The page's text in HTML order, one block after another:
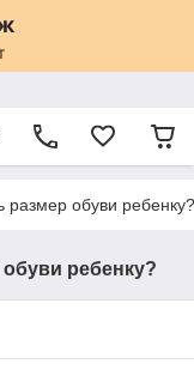
размер обуви ребенку?
ребенку?